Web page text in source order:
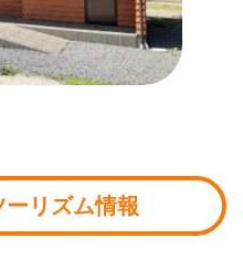
リズム情報